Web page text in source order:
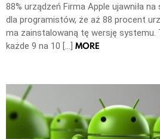
88% urządzeń Firma Apple ujawniła
dla programistów, że aż 88 procent
ma zainstalowaną tę wersję systemu.
każde 9 na 10 […] MORE